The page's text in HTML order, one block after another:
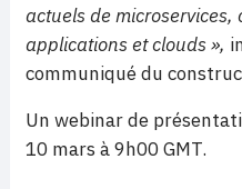
actuels de
applications et clouds »,
communiqué du
Un webinar de
10 mars à 9h00 GMT.